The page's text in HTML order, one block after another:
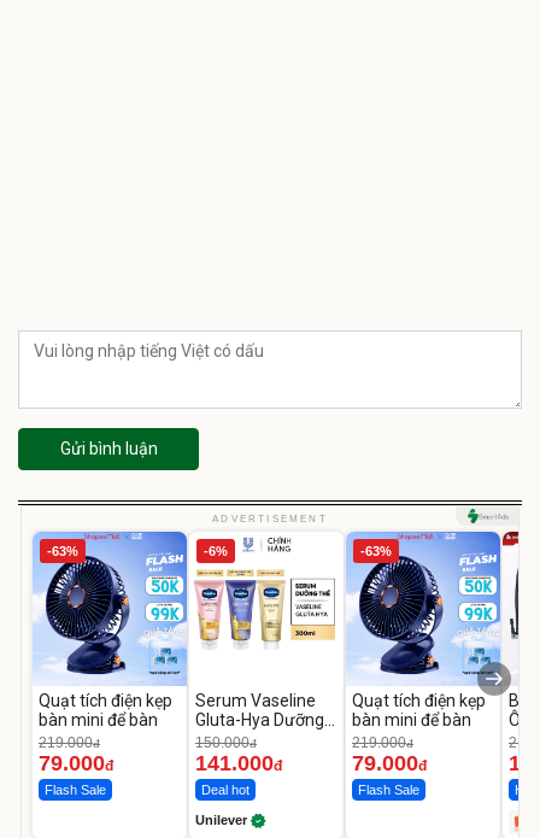
Gửi bình luận
ADVERTISEMENT
-63%
Quạt tích điện kẹp
bàn mini để bàn
219.000đ
79.000đ
Flash Sale
-6%
Serum Vaseline
Gluta-Hya Dưỡng
Da Sáng Mịn Sau 7
Ngày
150.000đ
141.000đ
Deal hot
Unilever
-63%
Quạt tích điện kẹp
bàn mini để bàn
219.000đ
79.000đ
Flash Sale
Ô
Hot